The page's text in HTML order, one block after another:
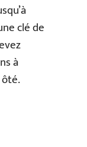
clé de
à
ôté.